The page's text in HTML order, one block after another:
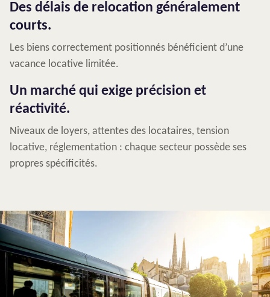
Des délais de relocation généralement
courts.
Les biens correctement positionnés bénéficient d’une
vacance locative limitée.
Un marché qui exige précision et
réactivité.
Niveaux de loyers, attentes des locataires, tension
locative, réglementation : chaque secteur possède ses
propres spécificités.